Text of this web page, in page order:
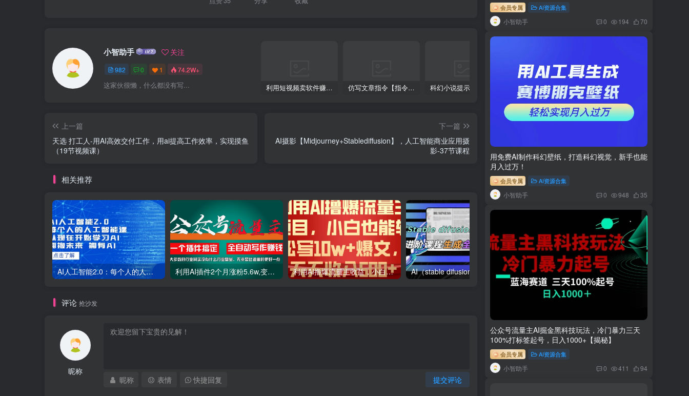
小智助手 关注
982 0 1 74.2W+
这家伙很懒，什么都没有写... 利用短视频卖软件赚钱，新手小白轻松月入10000+！ 仿写文章指令【指令+教程】 AI人工智能2.0：每个人的人工智能课：从现在开始学习AI（38节课）
上一篇
天选 打工人-用AI高效交付工作，用ai提高工作效率，实现摸鱼
（19节视频课）
下一篇
AI摄影【Midjourney+Stablediffusion】，人工智能商业应用摄
影-37节课程
相关推荐
AI人工智能2.0：每个人的人工智能课：从现在开始学习AI（38节课） 利用AI插件2个月涨粉5.6w,变现6w,一键生成,即使你不懂技术,也能轻松上手 利用AI撸爆流量主收益，小白也能轻松写10W 爆款文章，轻松日入500 AI（stable difusion ControlNet）绘画进阶课程 办公场景 全面提升工作效率 AIGC-实战应用商业课：手把手教学 商业落地 学以致用 帮你实现第二职业腾飞
评论 抢沙发
昵称
提交评论
昵称 表情 快捷回复
会员专属 AI资源合集
小智助手 0 194 70
用免费AI制作科幻壁纸，打造科幻视觉，新手也能
月入过万！
会员专属 AI资源合集
小智助手 0 948 35
公众号流量主AI掘金黑科技玩法，冷门暴力三天
100%打标签起号，日入1000+【揭秘】
会员专属 AI资源合集
小智助手 0 411 94